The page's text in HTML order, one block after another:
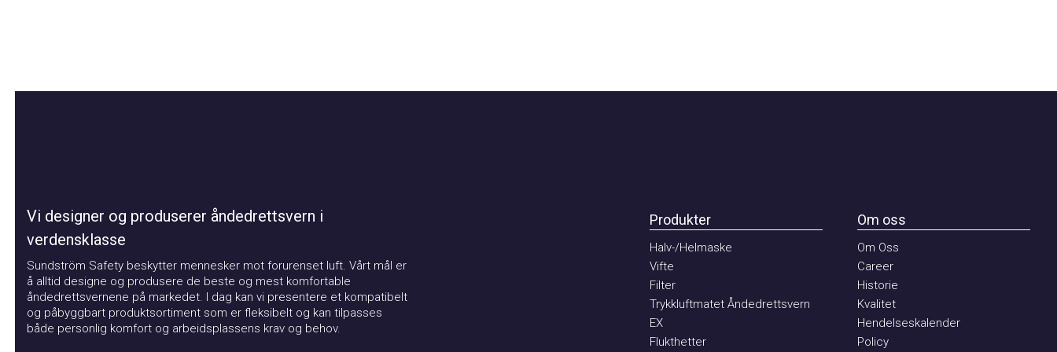
Vi designer og produserer åndedrettsvern i
verdensklasse
Sundström Safety beskytter mennesker mot forurenset luft. Vårt mål er
å alltid designe og produsere de beste og mest komfortable
åndedrettsvernene på markedet. I dag kan vi presentere et kompatibelt
og påbyggbart produktsortiment som er fleksibelt og kan tilpasses
både personlig komfort og arbeidsplassens krav og behov.
Produkter
Halv-/Helmaske
Vifte
Filter
Trykkluftmatet Åndedrettsvern
Flukthetter
Om oss
Om Oss
Career
Historie
Kvalitet
Hendelseskalender
Policy